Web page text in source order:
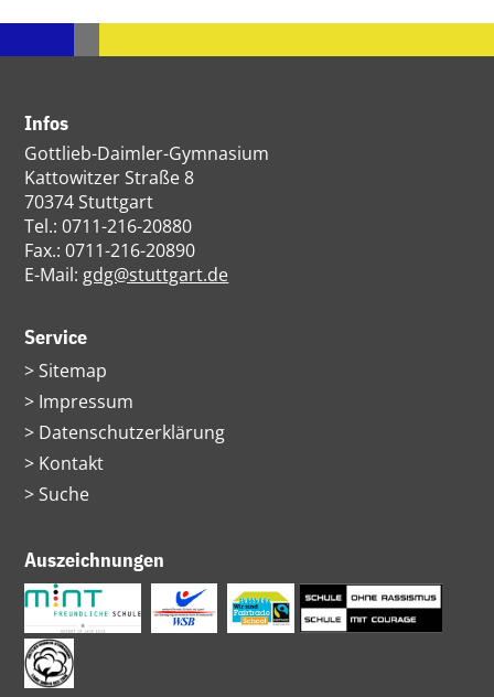
Infos
Gottlieb-Daimler-Gymnasium
Kattowitzer Straße 8
70374 Stuttgart
Tel.: 0711-216-20880
Fax.: 0711-216-20890
E-Mail: gdg@stuttgart.de
Service
Navigation
überspringen
Sitemap
Impressum
Datenschutzerklärung
Kontakt
Suche
Auszeichnungen